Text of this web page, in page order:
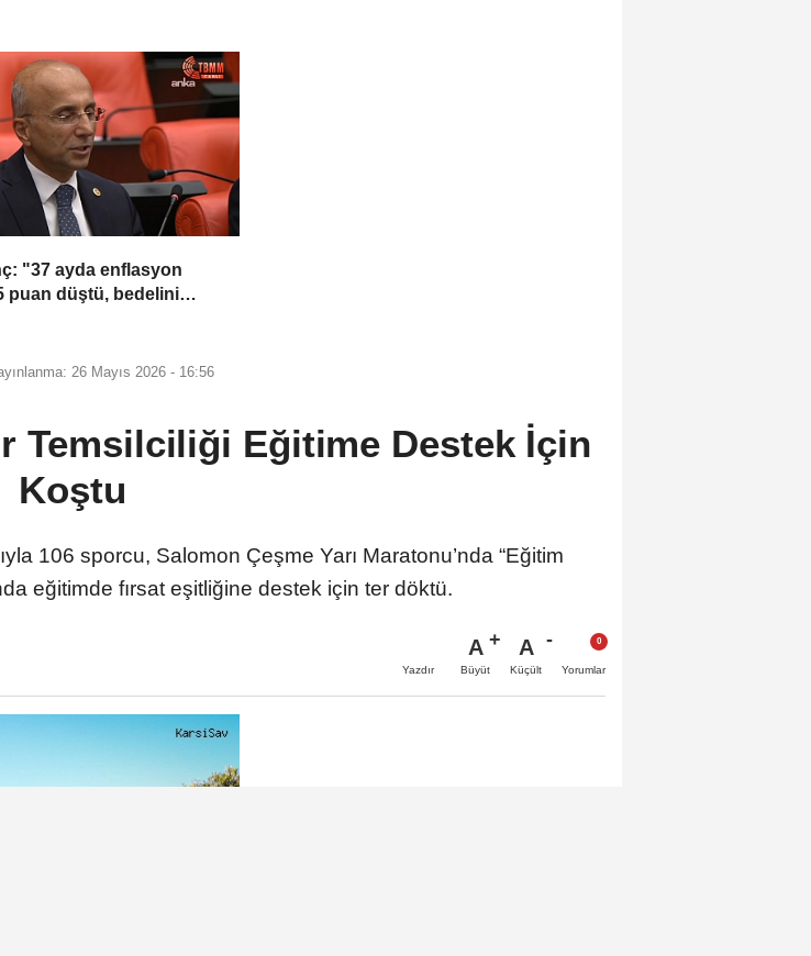
"37 ayda enflasyon
puan düştü, bedelini
26 Mayıs 2026 - 16:56
Temsilciliği Eğitime Destek İçin
Koştu
106 sporcu, Salomon Çeşme Yarı Maratonu’nda “Eğitim
eğitimde fırsat eşitliğine destek için ter döktü.
Yazdır
A
Büyüt
A
Küçült Yorumlar